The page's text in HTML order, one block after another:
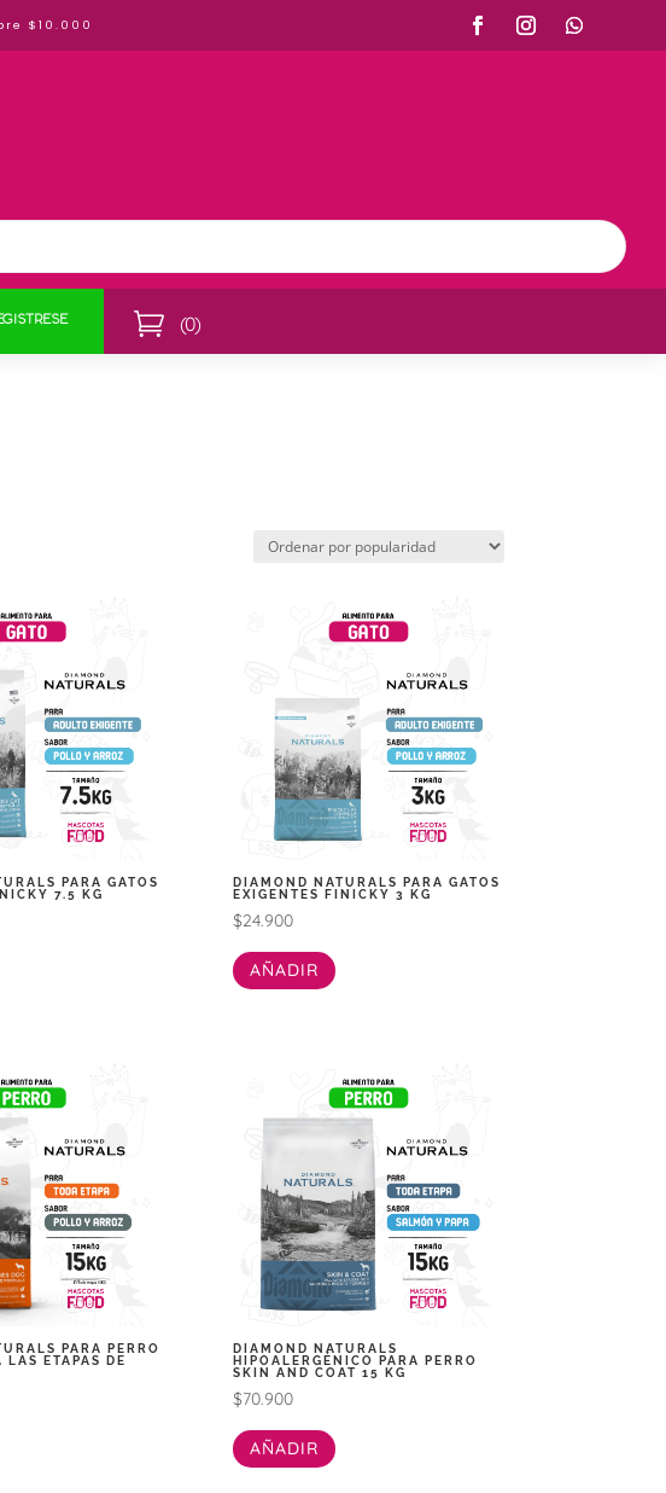
$10.000
 (0)
PARA GATOS
7.5 KG
DIAMOND NATURALS PARA GATOS
EXIGENTES FINICKY 3 KG
$24.900
AÑADIR
PARA PERRO
LAS ETAPAS DE
DIAMOND NATURALS
HIPOALERGÉNICO PARA PERRO
SKIN AND COAT 15 KG
$70.900
AÑADIR